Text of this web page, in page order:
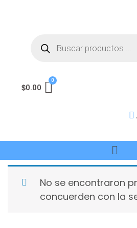
$0.00
No se encontraron
concuerden con la